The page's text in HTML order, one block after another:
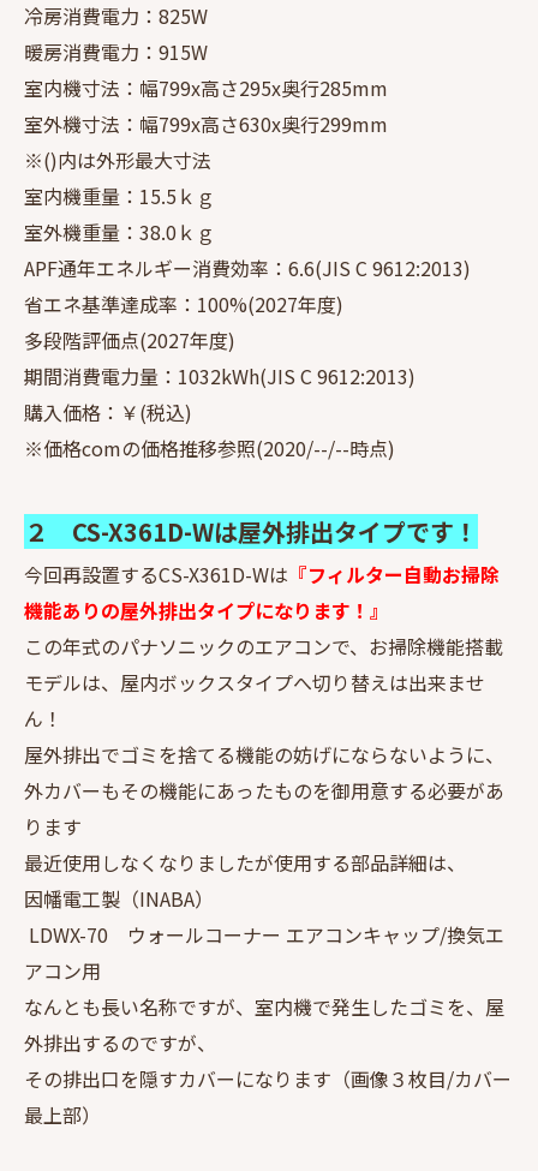
冷房消費電力：825W
暖房消費電力：915W
室内機寸法：幅799x高さ295x奥行285mm
室外機寸法：幅799x高さ630x奥行299mm
※()内は外形最大寸法
室内機重量：15.5ｋｇ
室外機重量：38.0ｋｇ
APF通年エネルギー消費効率：6.6(JIS C 9612:2013)
省エネ基準達成率：100%(2027年度)
多段階評価点(2027年度)
期間消費電力量：1032kWh(JIS C 9612:2013)
購入価格：￥(税込)
※価格comの価格推移参照(2020/--/--時点)
２ CS-X361D-Wは屋外排出タイプです！
今回再設置するCS-X361D-Wは 『フィルター自動お掃除
機能ありの屋外排出タイプになります！』
この年式のパナソニックのエアコンで、お掃除機能搭載
モデルは、屋内ボックスタイプへ切り替えは出来ませ
ん！
屋外排出でゴミを捨てる機能の妨げにならないように、
外カバーもその機能にあったものを御用意する必要があ
ります
最近使用しなくなりましたが使用する部品詳細は、
因幡電工製（INABA）
LDWX-70 ウォールコーナー エアコンキャップ/換気エ
アコン用
なんとも長い名称ですが、室内機で発生したゴミを、屋
外排出するのですが、
その排出口を隠すカバーになります（画像３枚目/カバー
最上部）